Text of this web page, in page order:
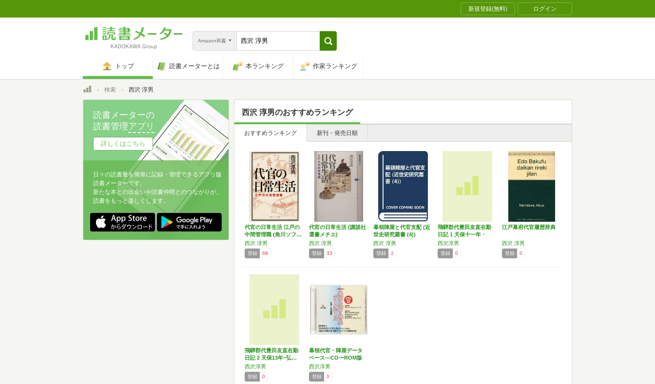
新規登録(無料) ログイン
Amazon和書
トップ 読書メーターとは 本ランキング 作家ランキング
トップ検索 西沢 淳男
西沢 淳男のおすすめランキング
おすすめランキング 新刊・発売日順
代官の日常生活 江戸の
中間管理職 (角川ソフ…
西沢 淳男
登録 68
代官の日常生活 (講談社
選書メチエ)
西沢 淳男
登録 33
幕領陣屋と代官支配 (近
世史研究叢書 (4))
西沢 淳男
登録 2
飛騨郡代豊田友直在勤
日記 1 天保十一年・
十…
西沢淳男
登録 0
江戸幕府代官履歴辞典
西沢 淳男
登録 0
飛騨郡代豊田友直在勤
日記 2 天保13年~弘…
西沢淳男
登録 0
幕領代官・陣屋データ
ベース―COーROM版
西沢淳男
登録 0
読書メーターの
読書管理アプリ
詳しくはこちら
日々の読書量を簡単に記録・管理できるアプリ版
読書メーターです。
新たな本との出会いや読書仲間とのつながりが、
読書をもっと楽しくします。